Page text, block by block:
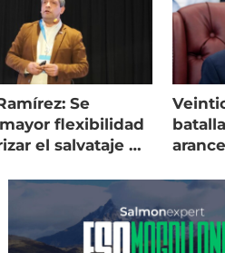
Se
flexibilidad
el salvataje de